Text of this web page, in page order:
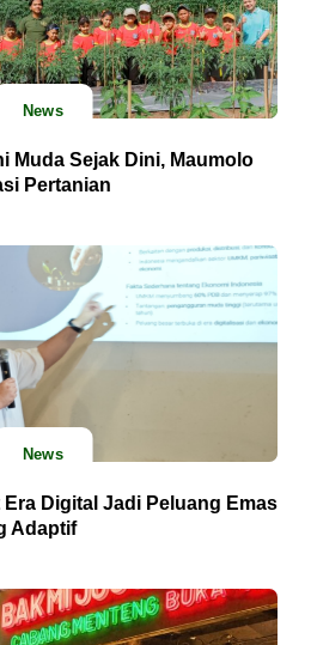
News
Muda Sejak Dini, Maumolo
Pertanian
News
Digital Jadi Peluang Emas
Adaptif